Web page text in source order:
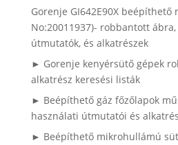
Gorenje GI642E90X beépíthető
No:20011937)- robbantott
útmutatók, és alkatrészek
► Gorenje kenyérsütő gépek
alkatrész keresési listák
► Beépíthető gáz főzőlapok
használati útmutatói és
► Beépíthető mikrohullámú